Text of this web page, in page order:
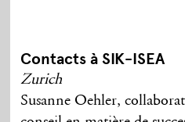
Contacts à SIK-ISEA
Zurich
Susanne Oehler,